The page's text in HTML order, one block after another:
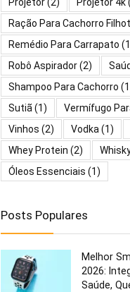
Ração Para Cachorro
Remédio Para Carrapato
Robô Aspirador(2)
Shampoo Para Cachorro
Sutiã (1) Vermífugo
Vinhos (2) Vodka (1)
Whey Protein (2)
Óleos Essenciais (1)
Posts Populares
Melhor
2026:
Saúde,